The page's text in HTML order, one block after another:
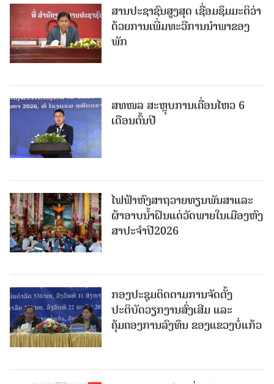
ສານປະຊາຊົນສູງສຸດ ເຊື່ອມຊຶມມະຕິວ່າ
ດ້ວຍການເພີ່ມທະວີການນຳພາຂອງ
ພັກ
ສທໜລ ສະຫຼຸບການເຄື່ອນໄຫວ 6
ເດືອນຕົ້ນປີ
ໄຟຟ້າຫົງສາຖວາຍທຽນພັນສາແລະ
ຜ້າອາບນໍ້າຝົນແດ່ວັດພາຍໃນເມືອງຫົງ
ສາປະຈໍາປີ2026
ກອງປະຊຸມຕິດຕາມການຈັດຕັ້ງ
ປະຕິບັດວຽກງານສົ່ງເສີມ ແລະ
ຄຸ້ມຄອງການລົງທຶນ ຂອງແຂວງບໍ່ແກ້ວ